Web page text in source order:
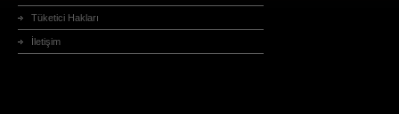
Tüketici Hakları
İletişim